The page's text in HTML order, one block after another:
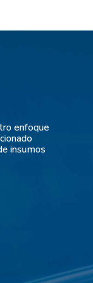
enfoque
insumos